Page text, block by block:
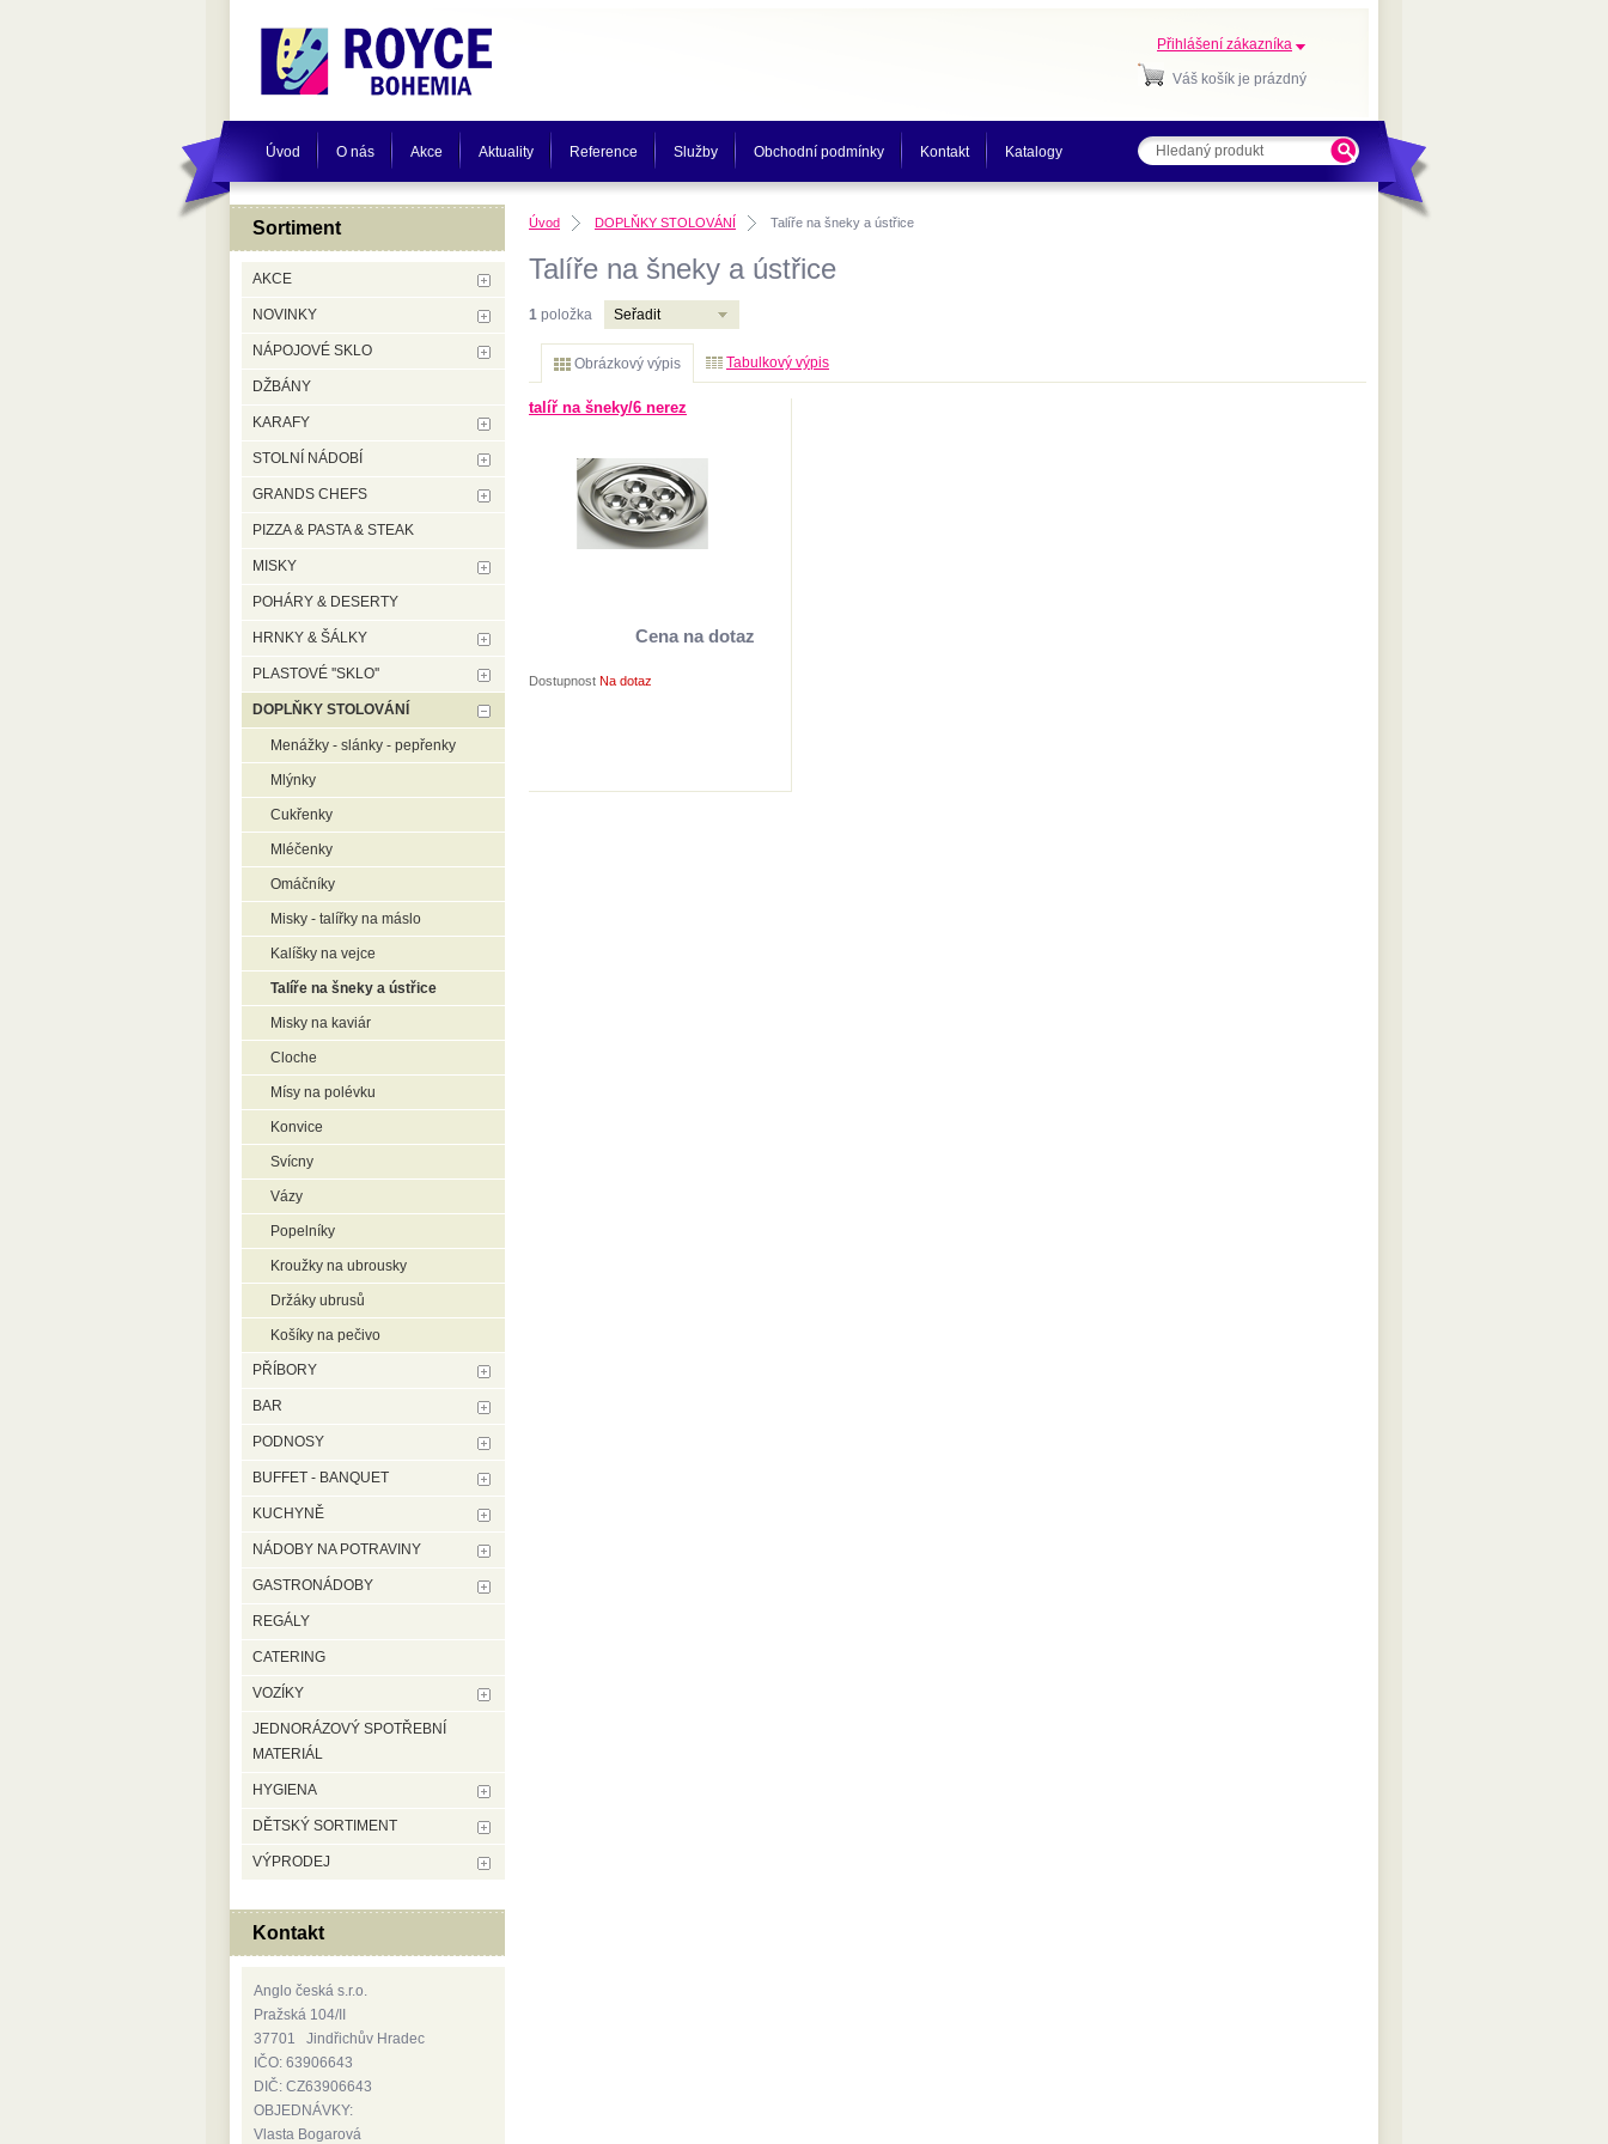
Úvod O nás Akce Aktuality Reference Služby Obchodní podmínky Kontakt Katalogy
Váš košík je prázdný
Přihlášení zákazníka
Úvod DOPLŇKY STOLOVÁNÍ Talíře na šneky a ústřice
Talíře na šneky a ústřice
1 položka Seřadit
Obrázkový výpis Tabulkový výpis
talíř na šneky/6 nerez
Cena na dotaz
Dostupnost Na dotaz
Sortiment
AKCE
NOVINKY
NÁPOJOVÉ SKLO
DŽBÁNY
KARAFY
STOLNÍ NÁDOBÍ
GRANDS CHEFS
PIZZA & PASTA & STEAK
MISKY
POHÁRY & DESERTY
HRNKY & ŠÁLKY
PLASTOVÉ ''SKLO''
DOPLŇKY STOLOVÁNÍ
Menážky - slánky - pepřenky
Mlýnky
Cukřenky
Mléčenky
Omáčníky
Misky - talířky na máslo
Kalíšky na vejce
Talíře na šneky a ústřice
Misky na kaviár
Cloche
Mísy na polévku
Konvice
Svícny
Vázy
Popelníky
Kroužky na ubrousky
Držáky ubrusů
Košíky na pečivo
PŘÍBORY
BAR
PODNOSY
BUFFET - BANQUET
KUCHYNĚ
NÁDOBY NA POTRAVINY
GASTRONÁDOBY
REGÁLY
CATERING
VOZÍKY
JEDNORÁZOVÝ SPOTŘEBNÍ
MATERIÁL
HYGIENA
DĚTSKÝ SORTIMENT
VÝPRODEJ
Kontakt
Anglo česká s.r.o.
Pražská 104/II
37701 Jindřichův Hradec
IČO: 63906643
DIČ: CZ63906643
OBJEDNÁVKY:
Vlasta Bogarová